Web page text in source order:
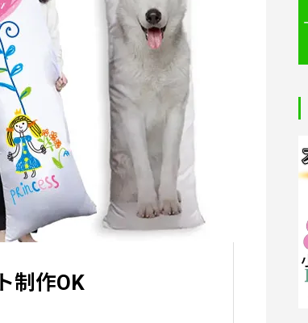
1枚から注
フルカラーオリジナルマスク制作｜1
枚～
2025.09.05
輸出入の知識
制作OK